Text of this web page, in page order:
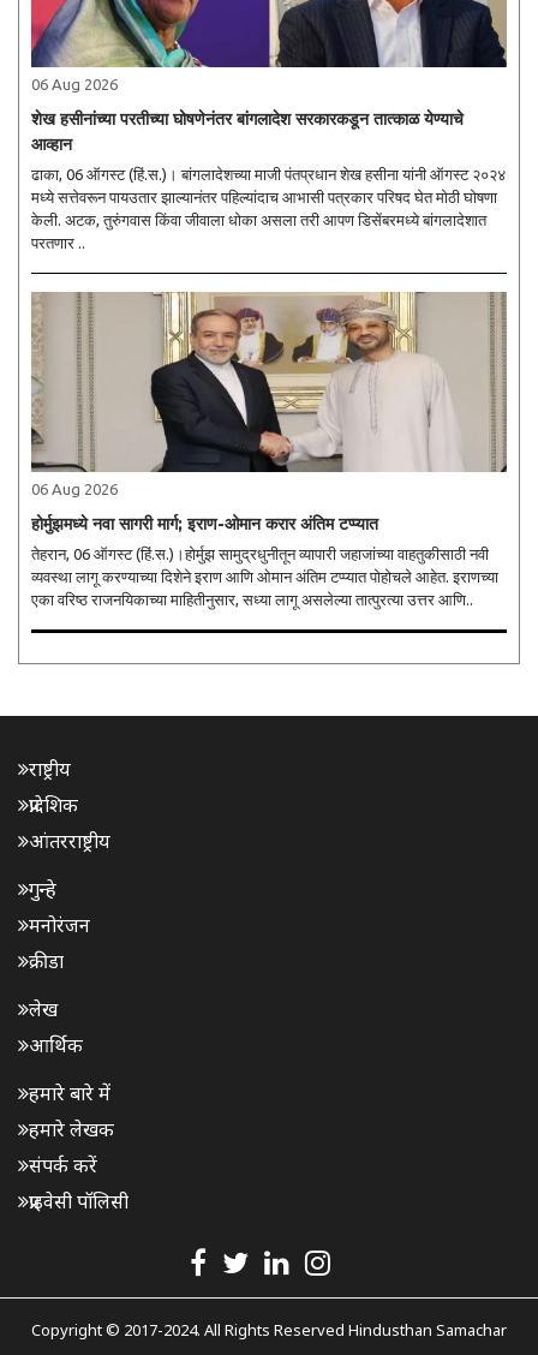
06 Aug 2026
शेख हसीनांच्या परतीच्या घोषणेनंतर बांगलादेश सरकारकडून तात्काळ येण्याचे
आव्हान
ढाका, 06 ऑगस्ट (हिं.स.)। बांगलादेशच्या माजी पंतप्रधान शेख हसीना यांनी ऑगस्ट २०२४
मध्ये सत्तेवरून पायउतार झाल्यानंतर पहिल्यांदाच आभासी पत्रकार परिषद घेत मोठी घोषणा
केली. अटक, तुरुंगवास किंवा जीवाला धोका असला तरी आपण डिसेंबरमध्ये बांगलादेशात
परतणार ..
06 Aug 2026
होर्मुझमध्ये नवा सागरी मार्ग; इराण-ओमान करार अंतिम टप्प्यात
तेहरान, 06 ऑगस्ट (हिं.स.)।होर्मुझ सामुद्रधुनीतून व्यापारी जहाजांच्या वाहतुकीसाठी नवी
व्यवस्था लागू करण्याच्या दिशेने इराण आणि ओमान अंतिम टप्प्यात पोहोचले आहेत. इराणच्या
एका वरिष्ठ राजनयिकाच्या माहितीनुसार, सध्या लागू असलेल्या तात्पुरत्या उत्तर आणि..
राष्ट्रीय
प्रादेशिक
आंतरराष्ट्रीय
गुन्हे
मनोरंजन
क्रीडा
लेख
आर्थिक
हमारे बारे में
हमारे लेखक
संपर्क करें
प्राइवेसी पॉलिसी
Copyright © 2017-2024. All Rights Reserved Hindusthan Samachar